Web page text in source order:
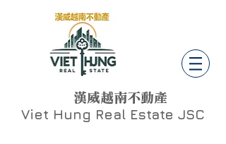
漢威越南不動產
Viet Hung Real Estate JSC